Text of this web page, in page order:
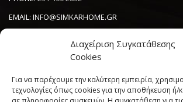
Διαχείριση Συγκατάθεσης
Cookies
Για να παρέχουμε την καλύτερη εμπειρία,
τεχνολογίες όπως cookies για την αποθήκευση ή/
EMAIL: INFO@SIMKARHOME.GR
NEWSLETTER